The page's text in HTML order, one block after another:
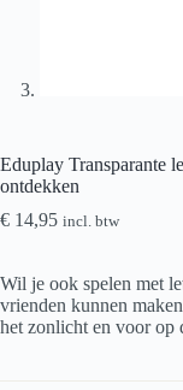
Eduplay Transparante
ontdekken
€ 14,95 incl. btw
Wil je ook spelen met
vrienden kunnen
het zonlicht en voor op